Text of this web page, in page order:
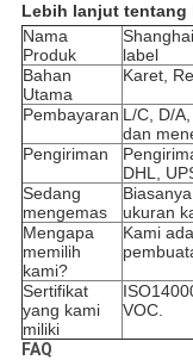
Lebih lanjut tentang
Nama
Produk
label
Bahan
Utama
Karet,
Pembayaran L/C, D/
dan
Pengiriman
DHL,
Sedang
mengemas
ukuran
Mengapa
memilih
kami?
Kami
Sertifikat
yang kami
miliki
VOC.
FAQ